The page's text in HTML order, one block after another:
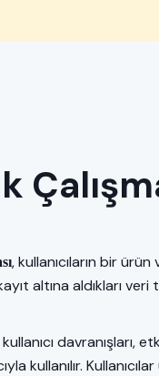
, kullanıcıların bir
altına aldıkları
davranışları,
kullanılır.